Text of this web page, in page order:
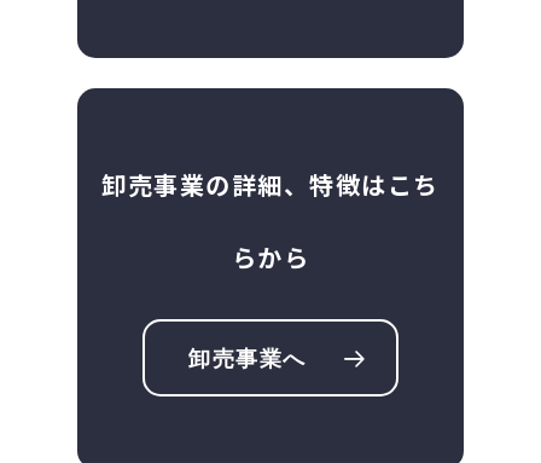
卸売事業の詳細、特徴はこち
らから
卸売事業へ